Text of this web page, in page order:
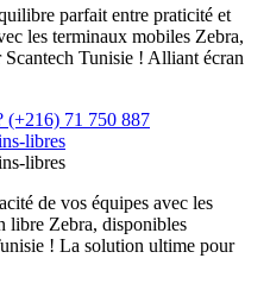
parfait entre praticité et
les terminaux mobiles Zebra,
Scantech Tunisie ! Alliant écran
(+216) 71 750 887
libres
libres
de vos équipes avec les
libre Zebra, disponibles
! La solution ultime pour